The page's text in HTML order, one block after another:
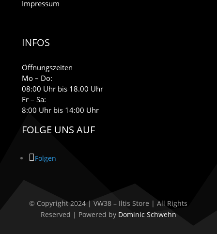
Impressum
INFOS
Öffnungszeiten
Mo – Do:
08:00 Uhr bis 18.00 Uhr
Fr – Sa:
8:00 Uhr bis 14:00 Uhr
FOLGE UNS AUF
Folgen
© Copyright 2024 | VW38 – Iltis Store | All Rights
Reserved | Powered by Dominic Schwehn